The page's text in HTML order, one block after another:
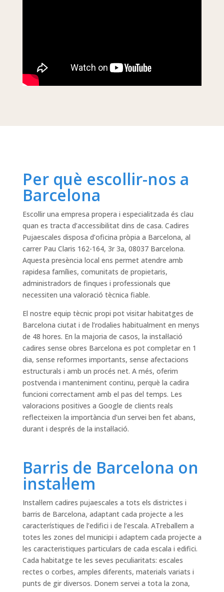
Per què escollir-nos a
Barcelona
Escollir una empresa propera i especialitzada és clau
quan es tracta d’accessibilitat dins de casa. Cadires
Pujaescales disposa d’oficina pròpia a Barcelona, al
carrer Pau Claris 162-164, 3r 3a, 08037 Barcelona.
Aquesta presència local ens permet atendre amb
rapidesa famílies, comunitats de propietaris,
administradors de finques i professionals que
necessiten una valoració tècnica fiable.
El nostre equip tècnic propi pot visitar habitatges de
Barcelona ciutat i de l’rodalies habitualment en menys
de 48 hores. En la majoria de casos, la instal·lació
cadires sense obres Barcelona es pot completar en 1
dia, sense reformes importants, sense afectacions
estructurals i amb un procés net. A més, oferim
postvenda i manteniment continu, perquè la cadira
funcioni correctament amb el pas del temps. Les
valoracions positives a Google de clients reals
reflecteixen la importància d’un servei ben fet abans,
durant i després de la instal·lació.
Barris de Barcelona on
instal·lem
Instal·lem cadires pujaescales a tots els districtes i
barris de Barcelona, adaptant cada projecte a les
característiques de l’edifici i de l’escala. ATreballem a
totes les zones del municipi i adaptem cada projecte a
les caracteristiques particulars de cada escala i edifici.
Cada habitatge te les seves peculiaritats: escales
rectes o corbes, amples diferents, materials variats i
punts de gir diversos. Donem servei a tota la zona,